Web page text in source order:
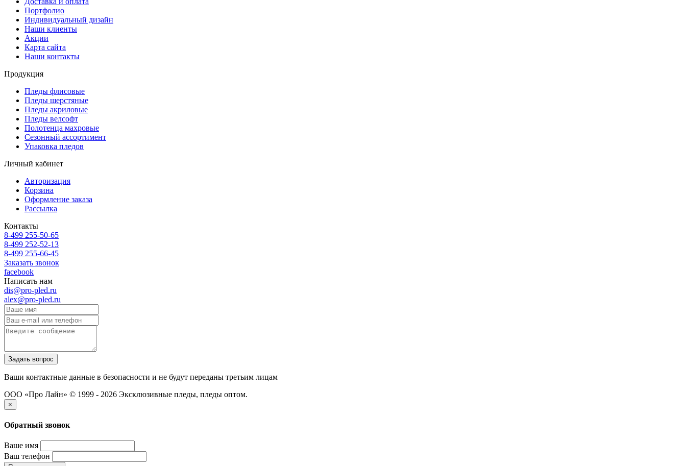
Портфолио
Индивидуальный дизайн
Наши клиенты
Акции
Карта сайта
Наши контакты
Продукция
Пледы флисовые
Пледы шерстяные
Пледы акриловые
Пледы велсофт
Полотенца махровые
Сезонный ассортимент
Упаковка пледов
Личный кабинет
Авторизация
Корзина
Оформление заказа
Рассылка
Контакты
8-499 255-50-65
8-499 252-52-13
8-499 255-66-45
Заказать звонок
facebook
Написать нам
dis@pro-pled.ru
alex@pro-pled.ru
Ваши контактные данные в безопасности и не будут переданы третьим лицам
ООО «Про Лайн» © 1999 - 2026 Эксклюзивные пледы, пледы оптом.
×
Обратный звонок
Ваше имя
Ваш телефон